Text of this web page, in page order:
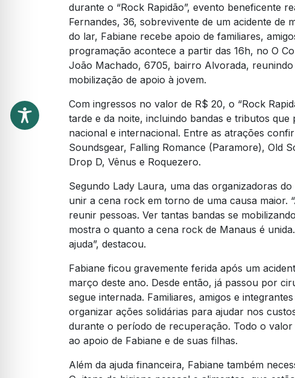
durante o “Rock Rapidão”, evento beneficente
Fernandes, 36, sobrevivente de um acidente
do lar, Fabiane recebe apoio de familiares,
programação acontece a partir das 16h, no O
João Machado, 6705, bairro Alvorada,
mobilização de apoio à jovem.
Com ingressos no valor de R$ 20, o “Rock
tarde e da noite, incluindo bandas e tributos
nacional e internacional. Entre as atrações
Soundsgear, Falling Romance (Paramore), Old
Drop D, Vênus e Roquezero.
Segundo Lady Laura, uma das organizadoras
unir a cena rock em torno de uma causa maior.
reunir pessoas. Ver tantas bandas se
mostra o quanto a cena rock de Manaus é
ajuda”, destacou.
Fabiane ficou gravemente ferida após um
março deste ano. Desde então, já passou por
segue internada. Familiares, amigos e
organizar ações solidárias para ajudar nos
durante o período de recuperação. Todo o
ao apoio de Fabiane e de suas filhas.
Além da ajuda financeira, Fabiane também